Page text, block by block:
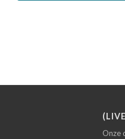
Onze